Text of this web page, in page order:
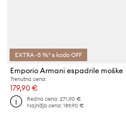
EXTRA -5 %* s kodo OFF
Emporio Armani espadrile moške
Trenutna cena:
179,90 €
Redna cena:271,90 €
Najnižja cena:189,90 €